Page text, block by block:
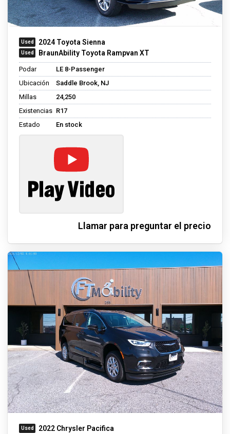
2024 Toyota Sienna
BraunAbility Toyota Rampvan XT
Podar
LE 8-Passenger
Ubicación
Saddle Brook, NJ
Millas
24,250
Existencias R17
Estado
En stock
Llamar para preguntar el precio
2022 Chrysler Pacifica